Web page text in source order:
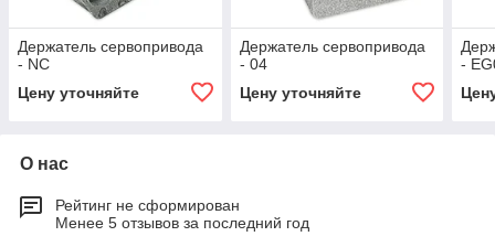
Держатель сервопривода
- NC
Цену уточняйте
Держатель сервопривода
- 04
Цену уточняйте
-
О нас
Рейтинг не сформирован
Менее 5 отзывов за последний год